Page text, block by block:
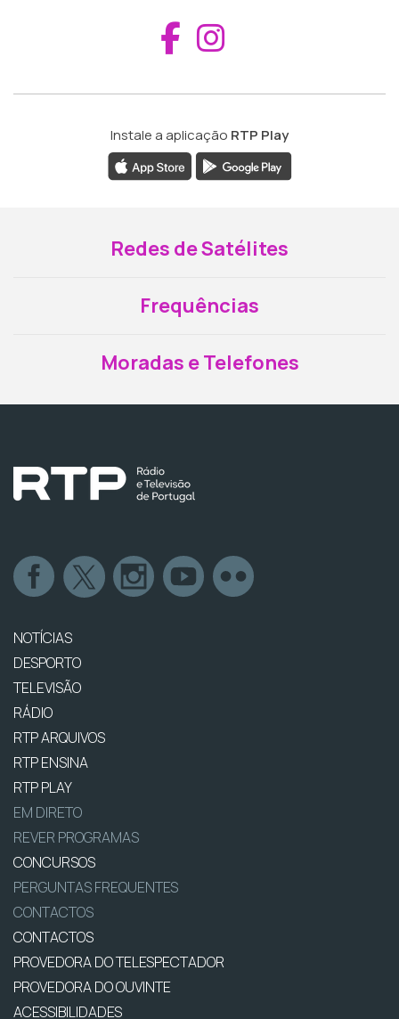
Aceder ao
Instale a aplicação RTP Play
Redes de Satélites
Frequências
Moradas e Telefones
NOTÍCIAS
DESPORTO
TELEVISÃO
RÁDIO
RTP ARQUIVOS
RTP ENSINA
RTP PLAY
EM DIRETO
REVER PROGRAMAS
CONCURSOS
PERGUNTAS FREQUENTES
CONTACTOS
CONTACTOS
PROVEDORA DO TELESPECTADOR
PROVEDORA DO OUVINTE
ACESSIBILIDADES